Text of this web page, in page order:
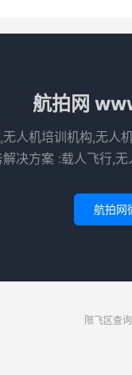
航拍网
人机培训机构,无人
决方案 :载人飞行,
航拍网
限飞区查